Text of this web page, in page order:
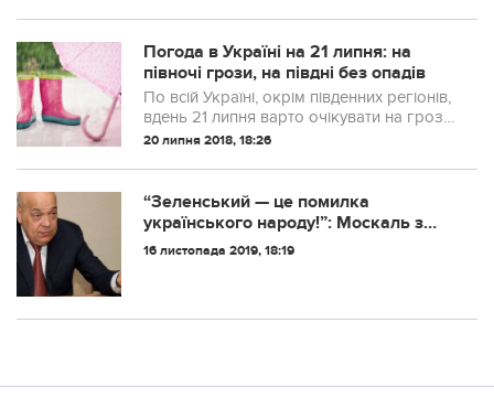
завдати непоправної шкоди здоров’ю.
Дієтолог-тера...
Погода в Україні на 21 липня: на
півночі грози, на півдні без опадів
По всій Україні, окрім південних регіонів,
вдень 21 липня варто очікувати на грози.
На півдні — хмарно з проясненнями
20 липня 2018, 18:26
“Зеленський — це помилка
українського народу!”: Москаль з
гучною заявою. відео
16 листопада 2019, 18:19